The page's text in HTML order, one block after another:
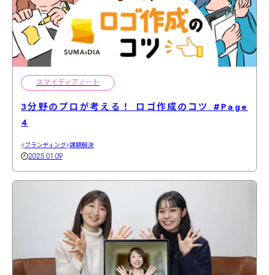
スマイディアノート
3分野のプロが考える！ ロゴ作成のコツ #Page
4
ブランディング 課題解決
2025.01.09